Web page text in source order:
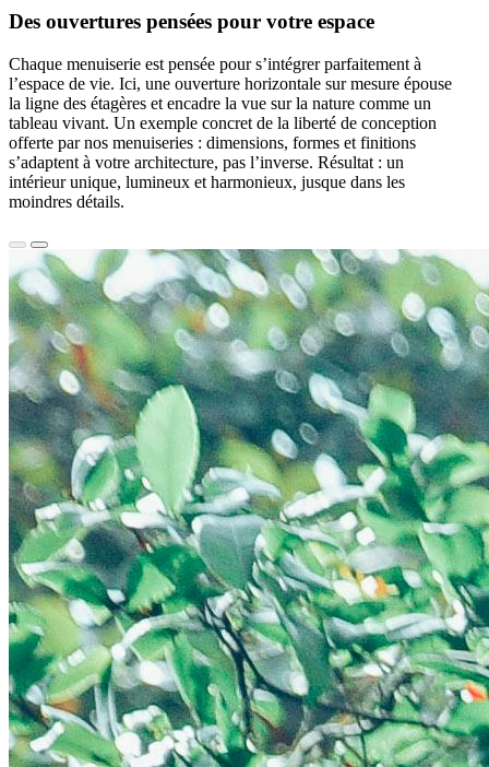
Des ouvertures pensées pour votre espace
Chaque menuiserie est pensée pour s’intégrer parfaitement à
l’espace de vie. Ici, une ouverture horizontale sur mesure épouse
la ligne des étagères et encadre la vue sur la nature comme un
tableau vivant. Un exemple concret de la liberté de conception
offerte par nos menuiseries : dimensions, formes et finitions
s’adaptent à votre architecture, pas l’inverse. Résultat : un
intérieur unique, lumineux et harmonieux, jusque dans les
moindres détails.